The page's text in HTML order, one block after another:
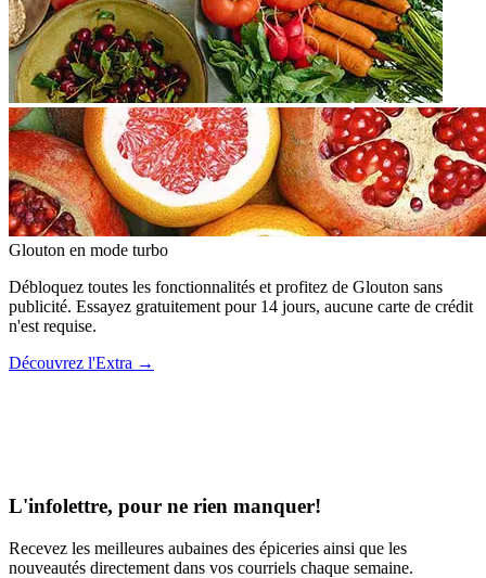
Glouton en mode turbo
Débloquez toutes les fonctionnalités et profitez de Glouton sans
publicité. Essayez gratuitement pour 14 jours, aucune carte de crédit
n'est requise.
Découvrez l'Extra →
L'infolettre, pour ne rien manquer!
Recevez les meilleures aubaines des épiceries ainsi que les
nouveautés directement dans vos courriels chaque semaine.